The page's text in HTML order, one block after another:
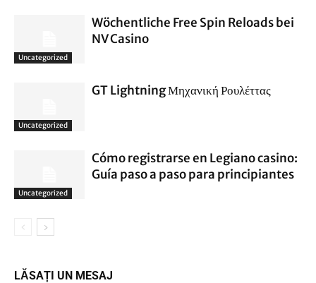
Uncategorized
Wöchentliche Free Spin Reloads bei
NV Casino
Uncategorized
GT Lightning Μηχανική Ρουλέττας
Uncategorized
Cómo registrarse en Legiano casino:
Guía paso a paso para principiantes
LĂSAȚI UN MESAJ